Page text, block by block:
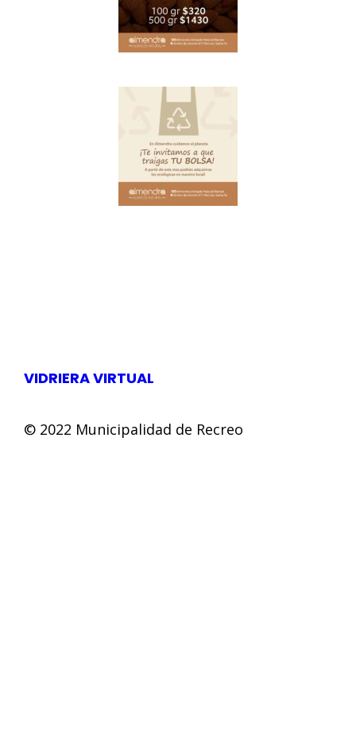
VIDRIERA VIRTUAL
© 2022 Municipalidad de Recreo